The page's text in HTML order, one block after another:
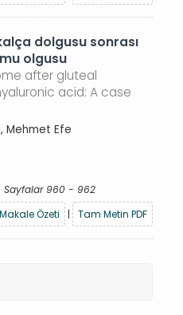
dolgusu sonrası
olgusu
after gluteal
acid: A case
Mehmet Efe
Sayfalar 960 - 962
Makale Özeti
| Tam Metin PDF